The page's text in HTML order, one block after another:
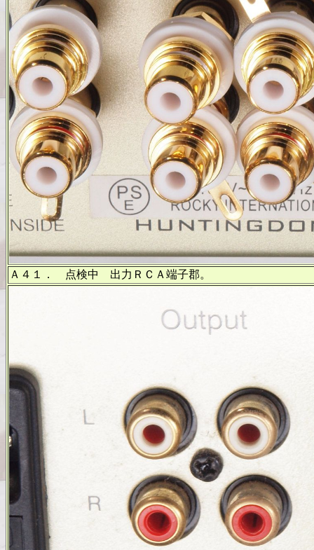
Ａ４１． 点検中 出力ＲＣＡ端子郡。